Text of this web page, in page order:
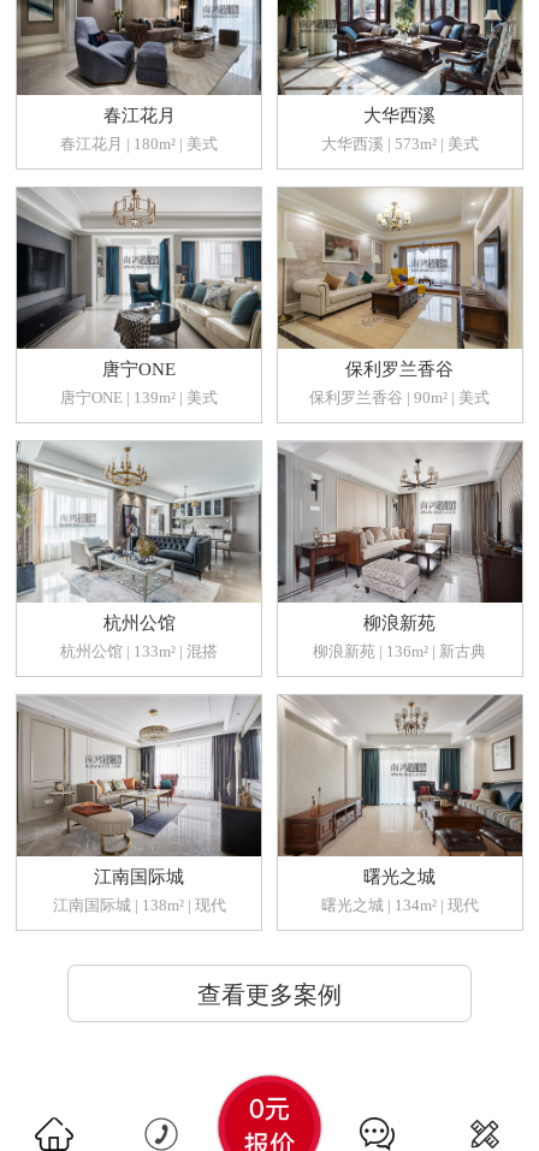
春江花月
春江花月 | 180m² | 美式
大华西溪
大华西溪 | 573m² | 美式
唐宁ONE
唐宁ONE | 139m² | 美式
保利罗兰香谷
保利罗兰香谷 | 90m² | 美式
杭州公馆
杭州公馆 | 133m² | 混搭
柳浪新苑
柳浪新苑 | 136m² | 新古典
江南国际城
江南国际城 | 138m² | 现代
曙光之城
曙光之城 | 134m² | 现代
查看更多案例